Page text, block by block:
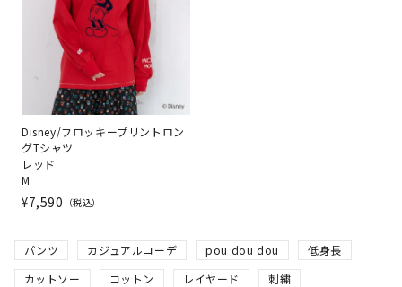
Disney/フロッキープリントロン
グTシャツ
レッド
M
¥7,590 税込
パンツ カジュアルコーデ pou dou dou
低身長
カットソー
コットン レイヤード
刺繍